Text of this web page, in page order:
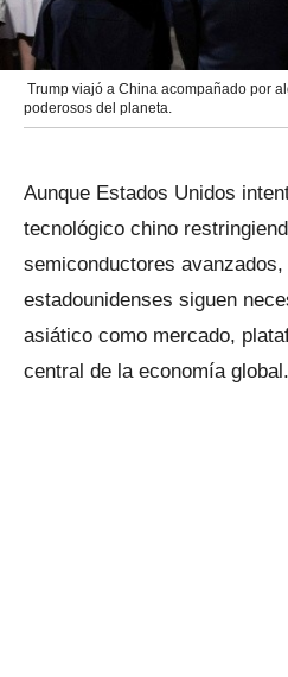
Trump viajó a China acompañado por
poderosos del planeta.
Aunque Estados Unidos
tecnológico chino
semiconductores
estadounidenses siguen
asiático como mercado,
central de la economía global.